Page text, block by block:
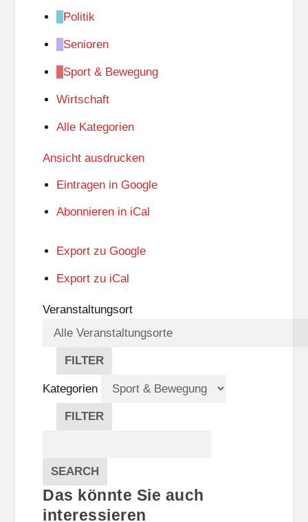
Politik
Senioren
Sport & Bewegung
Wirtschaft
Alle Kategorien
Ansicht ausdrucken
Eintragen in Google
Abonnieren in iCal
Export zu Google
Export zu iCal
Veranstaltungsort
FILTER
V
E
R
A
A
L
T
U
Kategorien
FILTER
E
G
O
R
Veranstaltungen
SEARCH
Das könnte Sie auch
interessieren